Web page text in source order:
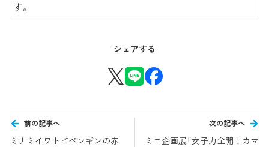
す。
シェアする
前の記事へ
ミナミイワトビペンギンの赤
次の記事へ
ミニ企画展「女子力全開！カマ